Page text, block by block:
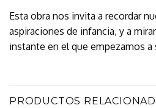
Esta obra nos invita a recordar
aspiraciones de infancia, y a
instante en el que empezamos
PRODUCTOS